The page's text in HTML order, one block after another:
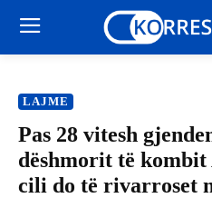
LAJME
Pas 28 vitesh
dëshmorit të
cili do të rivarroset